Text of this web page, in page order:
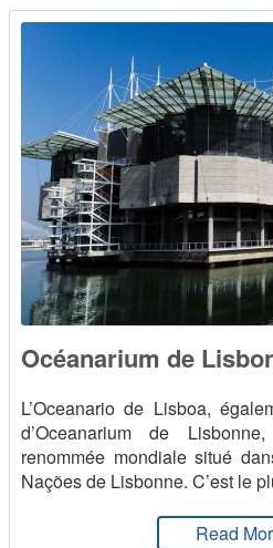
Océanarium de
L’Oceanario de Lisboa,
d’Oceanarium de
renommée mondiale situé
Nações de Lisbonne. C’est le
Read